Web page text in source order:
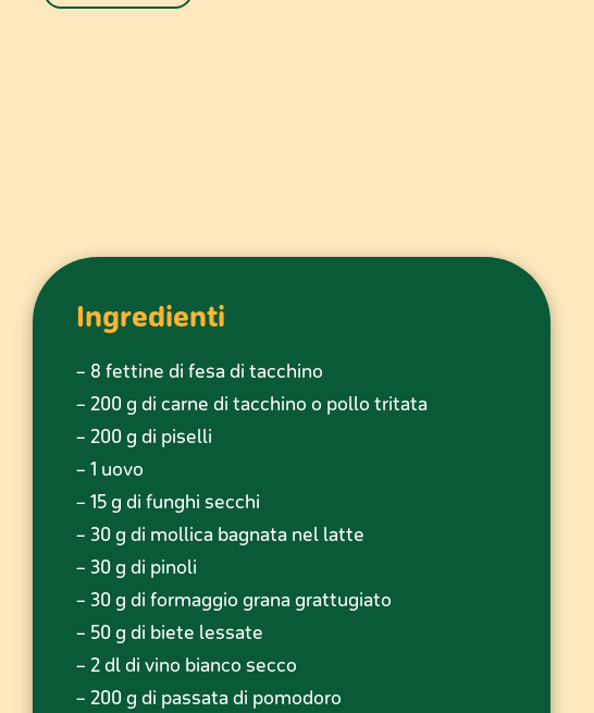
Ingredienti
– 8 fettine di fesa di tacchino
– 200 g di carne di tacchino o pollo tritata
– 200 g di piselli
– 1 uovo
– 15 g di funghi secchi
– 30 g di mollica bagnata nel latte
– 30 g di pinoli
– 30 g di formaggio grana grattugiato
– 50 g di biete lessate
– 2 dl di vino bianco secco
– 200 g di passata di pomodoro